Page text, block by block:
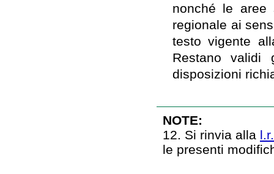
nonché le aree
regionale ai
testo vigente
Restano
disposizioni
NOTE:
12. Si rinvia alla
le presenti